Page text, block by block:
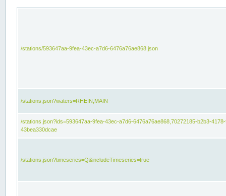
/stations/593647aa-9fea-43ec-a7d6-6476a76ae868.json
/stations.json?waters=RHEIN,MAIN
/stations.json?ids=593647aa-9fea-43ec-a7d6-6476a76ae868,70272185-b2b3-
43bea330dcae
/stations.json?timeseries=Q&includeTimeseries=true